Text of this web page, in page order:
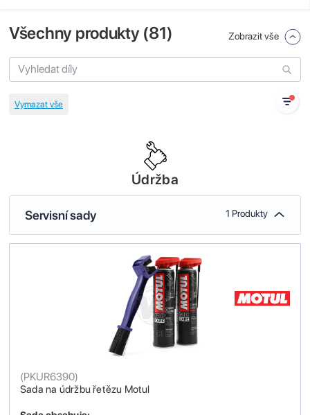
Všechny produkty (81) Zobrazit vše
Údržba
Servisní sady 1 Produkty
Sada na údržbu řetězu Motul
(PKUR6390)